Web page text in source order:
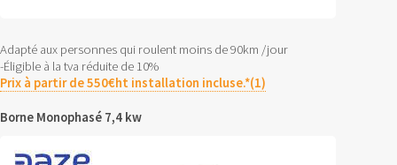
Adapté aux personnes qui roulent moins de 90km /jour
-Éligible à la tva réduite de 10%
Prix à partir de 550€ht installation incluse.*(1)
Borne Monophasé 7,4 kw